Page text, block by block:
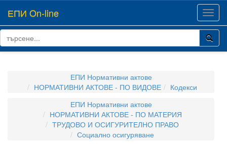
ЕПИ On-line
ЕПИ Нормативни актове
НОРМАТИВНИ АКТОВЕ - ПО ВИДОВЕ
Кодекси
ЕПИ Нормативни актове
НОРМАТИВНИ АКТОВЕ - ПО МАТЕРИЯ
ТРУДОВО И ОСИГУРИТЕЛНО ПРАВО
Социално осигуряване